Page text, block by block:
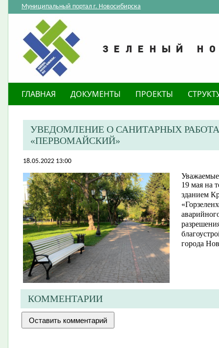
Муниципальный портал г. Новосибирска
ГЛАВНАЯ ДОКУМЕНТЫ ПРОЕКТЫ
УВЕДОМЛЕНИЕ О САНИТАРНЫХ
«ПЕРВОМАЙСКИЙ»
18.05.2022 13:00
19 мая на
зданием
города
КОММЕНТАРИИ